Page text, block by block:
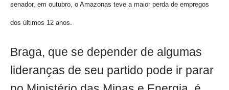
senador, em outubro, o Amazonas teve a maior perda de empregos
dos últimos 12 anos.
Braga, que se depender de algumas
lideranças de seu partido pode ir parar